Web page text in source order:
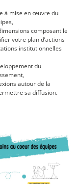
à mise en œuvre du
composant le
votre plan d’actions
institutionnelles
du
autour de la
sa diffusion.